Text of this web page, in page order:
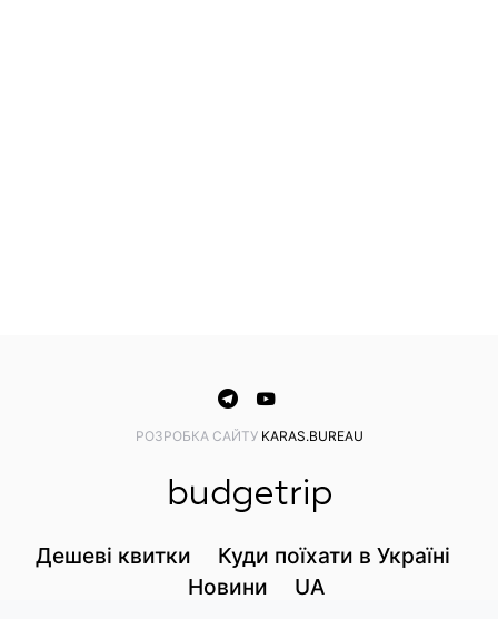
PОЗРОБКА САЙТУ KARAS.BUREAU
Дешеві квитки
Куди поїхати в Україні
Новини
UA